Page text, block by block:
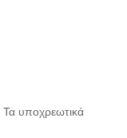
Τα υποχρεωτικά